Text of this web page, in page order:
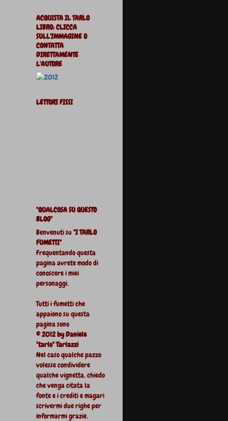
ACQUISTA IL TARLO
LIBRO: CLICCA
SULL'IMMAGINE O
CONTATTA
DIRETTAMENTE
L'AUTORE
LETTORI FISSI
"QUALCOSA SU QUESTO
BLOG"
Benvenuti su"I TARLO
FUMETTI"
Frequentando questa
pagina avrete modo di
conoscere i miei
personaggi.
Tutti i fumetti che
appaiono su questa
pagina sono
© 2012 by Daniele
"tarlo" Tarlazzi
Nel caso qualche pazzo
volesse condividere
qualche vignetta, chiedo
che venga citata la
fonte e i crediti e magari
scrivermi due righe per
informarmi grazie.